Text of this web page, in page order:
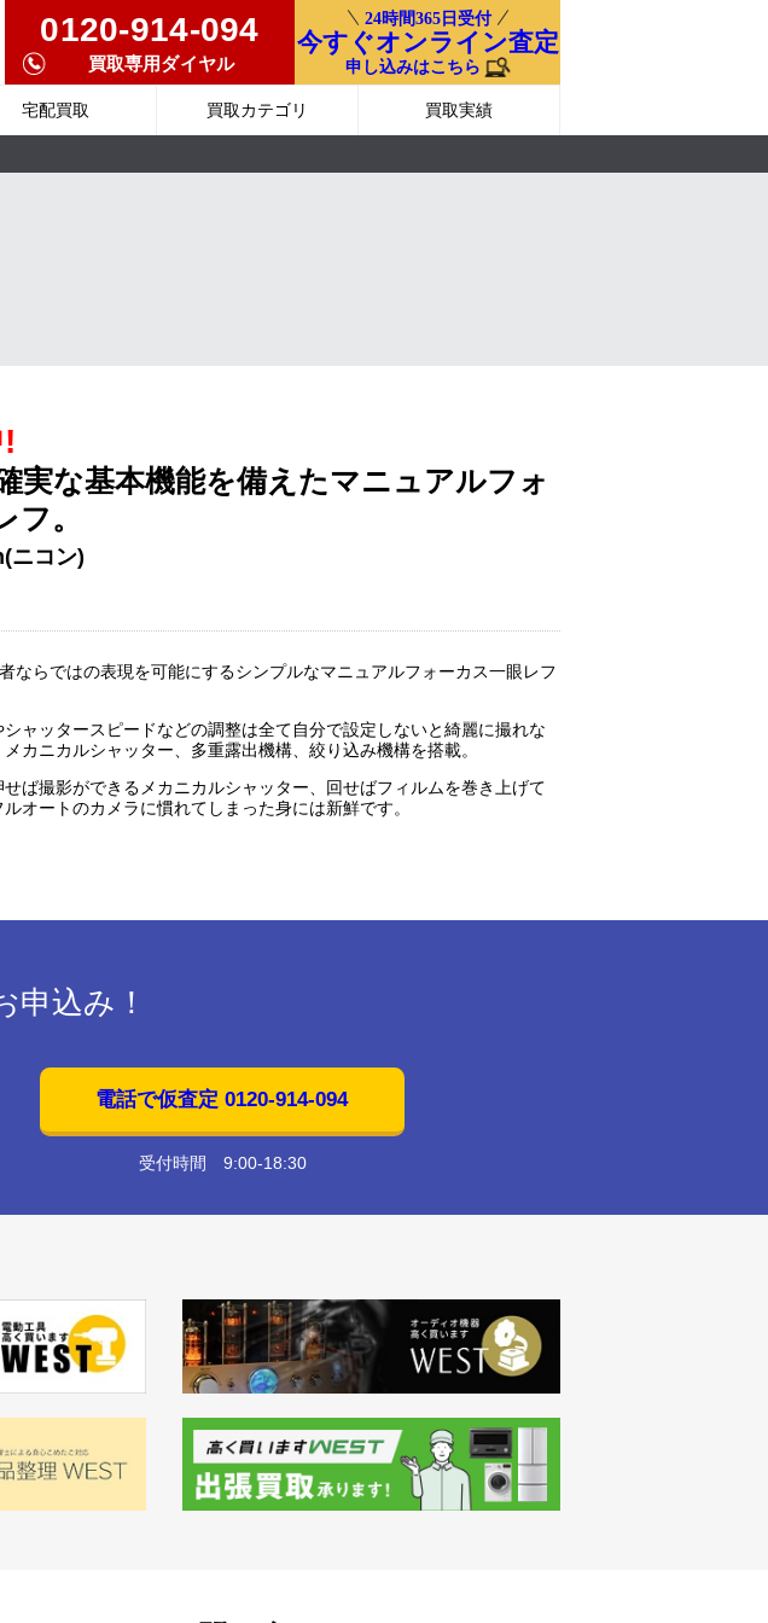
0120-914-094
買取専用ダイヤル
24時間365日受付
今すぐオンライン査定
申し込みはこちら
宅配買取 買取カテゴリ 買取実績
実な基本機能を備えたマニュアルフォ
フ。
ニコン)
ならではの表現を可能にするシンプルなマニュアルフォーカス一眼レフ
ャッタースピードなどの調整は全て自分で設定しないと綺麗に撮れな
カニカルシャッター、多重露出機構、絞り込み機構を搭載。
ば撮影ができるメカニカルシャッター、回せばフィルムを巻き上げて
オートのカメラに慣れてしまった身には新鮮です。
申込み！
電話で仮査定 0120-914-094
受付時間 9:00-18:30